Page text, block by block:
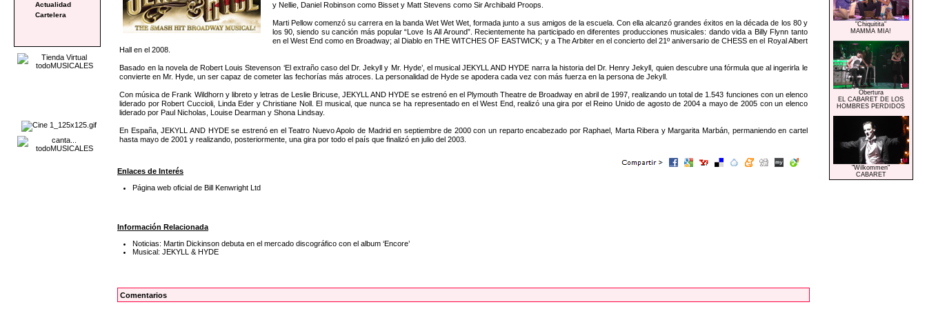
y Nellie, Daniel Robinson como Bisset y Matt Stevens como Sir Archibald Proops.
Marti Pellow comenzó su carrera en la banda Wet Wet Wet, formada junto a sus amigos de la escuela. Con ella alcanzó grandes éxitos en la década de los 80 y
los 90, siendo su canción más popular “Love Is All Around”. Recientemente ha participado en diferentes producciones musicales: dando vida a Billy Flynn tanto
en el West End como en Broadway; al Diablo en THE WITCHES OF EASTWICK; y a The Arbiter en el concierto del 21º aniversario de CHESS en el Royal Albert
Hall en el 2008.
Basado en la novela de Robert Louis Stevenson ‘El extraño caso del Dr. Jekyll y Mr. Hyde’, el musical JEKYLL AND HYDE narra la historia del Dr. Henry Jekyll, quien descubre una fórmula que al ingerirla le
convierte en Mr. Hyde, un ser capaz de cometer las fechorías más atroces. La personalidad de Hyde se apodera cada vez con más fuerza en la persona de Jekyll.
Con música de Frank Wildhorn y libreto y letras de Leslie Bricuse, JEKYLL AND HYDE se estrenó en el Plymouth Theatre de Broadway en abril de 1997, realizando un total de 1.543 funciones con un elenco
liderado por Robert Cuccioli, Linda Eder y Christiane Noll. El musical, que nunca se ha representado en el West End, realizó una gira por el Reino Unido de agosto de 2004 a mayo de 2005 con un elenco
liderado por Paul Nicholas, Louise Dearman y Shona Lindsay.
En España, JEKYLL AND HYDE se estrenó en el Teatro Nuevo Apolo de Madrid en septiembre de 2000 con un reparto encabezado por Raphael, Marta Ribera y Margarita Marbán, permaniendo en cartel
hasta mayo de 2001 y realizando, posteriormente, una gira por todo el país que finalizó en julio del 2003.
Enlaces de Interés
Página web oficial de Bill Kenwright Ltd
Información Relacionada
Noticias: Martin Dickinson debuta en el mercado discográfico con el album ‘Encore’
Musical: JEKYLL & HYDE
Comentarios
Actualidad
Cartelera
"Chiquitita"
MAMMA MIA!
Obertura
EL CABARET DE LOS
HOMBRES PERDIDOS
"Wilkommen"
CABARET